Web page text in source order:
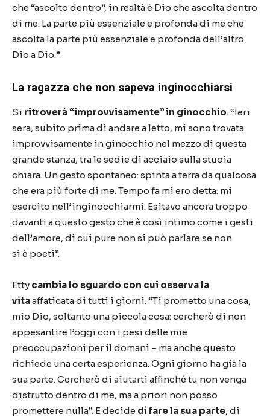
che “ascolto dentro”, in realtà è Dio che ascolta dentro
di me. La parte più essenziale e profonda di me che
ascolta la parte più essenziale e profonda dell’altro.
Dio a Dio.”
La ragazza che non sapeva inginocchiarsi
Si ritroverà “improvvisamente”in ginocchio.“Ieri
sera, subito prima di andare a letto, mi sono trovata
improvvisamente in ginocchio nel mezzo di questa
grande stanza, tra le sedie di acciaio sulla stuoia
chiara. Un gesto spontaneo: spinta a terra da qualcosa
che era più forte di me. Tempo fa mi ero detta: mi
esercito nell’inginocchiarmi. Esitavo ancora troppo
davanti a questo gesto che è così intimo come i gesti
dell’amore, di cui pure non si può parlare se non
si è poeti”.
Etty cambia lo sguardo con cui osserva la
vitaaffaticata di tutti i giorni.“Ti prometto una cosa,
mio Dio, soltanto una piccola cosa: cercherò di non
appesantire l’oggi con i pesi delle mie
preoccupazioni per il domani – ma anche questo
richiede una certa esperienza. Ogni giorno ha giàla
sua parte. Cercherò di aiutarti affinché tu non venga
distrutto dentro di me, ma a priori non posso
promettere nulla”. E decide di fare la sua parte, di